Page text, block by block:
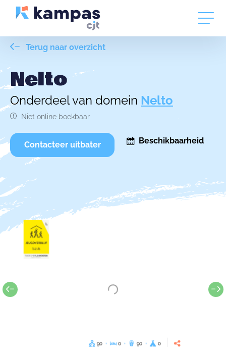
Terug naar overzicht
Nelto
Onderdeel van domein Nelto
Niet online boekbaar
Contacteer uitbater Beschikbaarheid
90 0 90 0